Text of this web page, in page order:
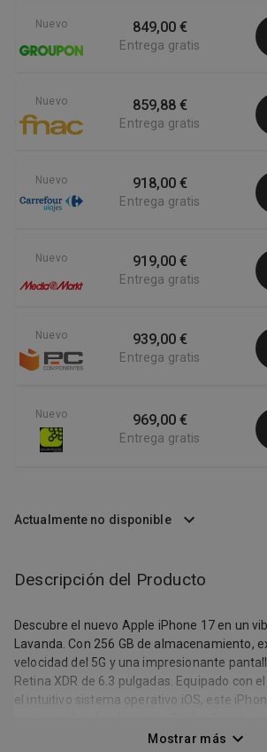
Nuevo 849,00 €
Entrega gratis
Nuevo 859,88 €
Entrega gratis
Nuevo 918,00 €
Entrega gratis
Nuevo 919,00 €
Entrega gratis
Nuevo 939,00 €
Entrega gratis
Nuevo 969,00 €
Entrega gratis
Actualmente no disponible
Descripción del Producto
Descubre el nuevo Apple iPhone 17 en un
Lavanda. Con 256 GB de almacenamiento,
velocidad del 5G y una impresionante
Retina XDR de 6.3 pulgadas. Equipado con
el intuitivo sistema operativo iOS, este
Shield frontal lo hace tan resistente como
Mostrar más